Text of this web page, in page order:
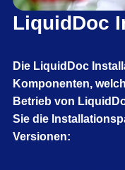
LiquidDoc
Die LiquidDoc
Komponenten,
Betrieb von
Sie die
Versionen: